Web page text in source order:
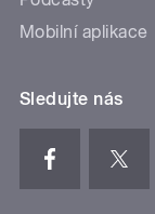
Mobilní aplikace
Sledujte nás